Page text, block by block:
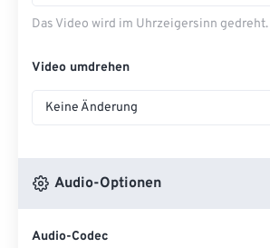
Das Video wird im Uhrzeigersinn gedreht.
Video umdrehen
Keine Änderung
Audio-Optionen
Audio-Codec